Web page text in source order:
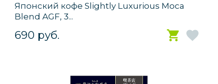
Японский кофе Slightly Luxurious Moca
Blend AGF, 3...
690 руб.